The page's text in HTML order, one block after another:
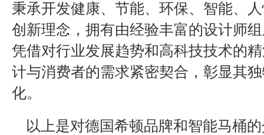
秉承开发健康、节能、环保、智能、
创新理念，拥有由经验丰富的设计师
凭借对行业发展趋势和高科技技术的
计与消费者的需求紧密契合，彰显其
化。
以上是对德国希顿品牌和智能马桶